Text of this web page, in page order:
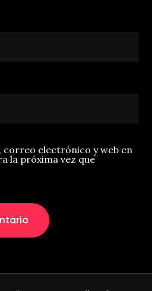
correo electrónico y web en
la próxima vez que